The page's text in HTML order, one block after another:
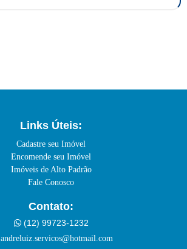
Links Úteis:
Cadastre seu Imóvel
Encomende seu Imóvel
Imóveis de Alto Padrão
Fale Conosco
Contato:
(12) 99723-1232
andreluiz.servicos@hotmail.com